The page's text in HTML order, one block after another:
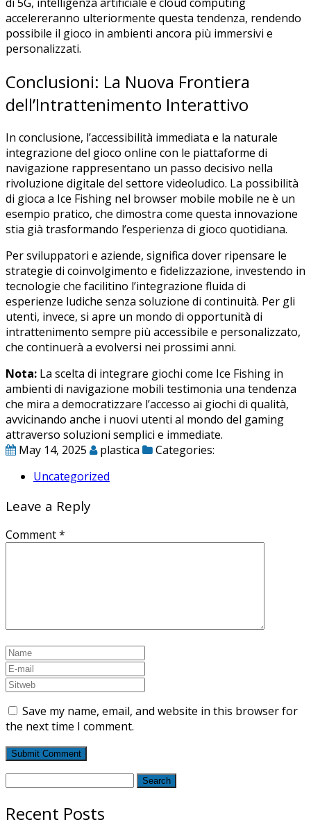
accelereranno ulteriormente questa tendenza, rendendo
possibile il gioco in ambienti ancora più immersivi e
personalizzati.
Conclusioni: La Nuova Frontiera
dell’Intrattenimento Interattivo
In conclusione, l’accessibilità immediata e la naturale
integrazione del gioco online con le piattaforme di
navigazione rappresentano un passo decisivo nella
rivoluzione digitale del settore videoludico. La possibilità
di gioca a Ice Fishing nel browser mobile mobile ne è un
esempio pratico, che dimostra come questa innovazione
stia già trasformando l’esperienza di gioco quotidiana.
Per sviluppatori e aziende, significa dover ripensare le
strategie di coinvolgimento e fidelizzazione, investendo in
tecnologie che facilitino l’integrazione fluida di
esperienze ludiche senza soluzione di continuità. Per gli
utenti, invece, si apre un mondo di opportunità di
intrattenimento sempre più accessibile e personalizzato,
che continuerà a evolversi nei prossimi anni.
Nota: La scelta di integrare giochi come Ice Fishing in
ambienti di navigazione mobili testimonia una tendenza
che mira a democratizzare l’accesso ai giochi di qualità,
avvicinando anche i nuovi utenti al mondo del gaming
attraverso soluzioni semplici e immediate.
May 14, 2025
plastica
Categories:
Uncategorized
Leave a Reply
Comment*
Save my name, email, and website in this browser for
the next time I comment.
Recent Posts